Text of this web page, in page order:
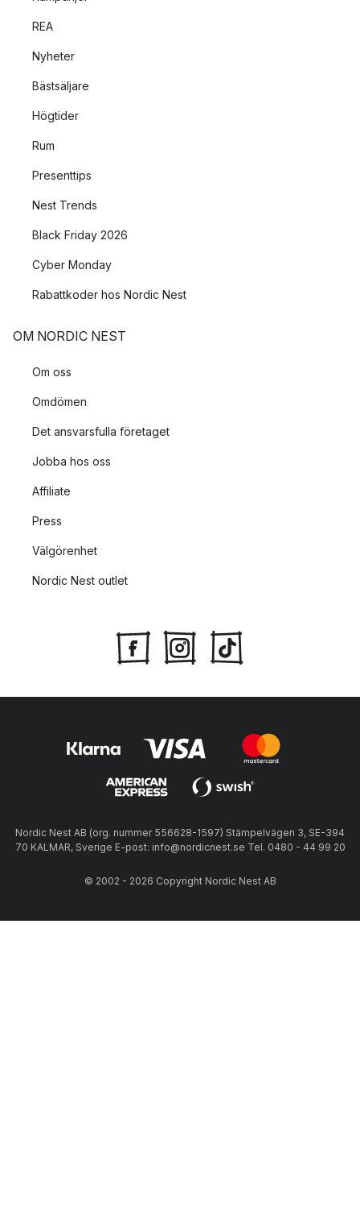
REA
Nyheter
Bästsäljare
Högtider
Rum
Presenttips
Nest Trends
Black Friday 2026
Cyber Monday
Rabattkoder hos Nordic Nest
OM NORDIC NEST
Om oss
Omdömen
Det ansvarsfulla företaget
Jobba hos oss
Affiliate
Press
Välgörenhet
Nordic Nest outlet
Nordic Nest AB (org. nummer 556628-1597) Stämpelvägen 3, SE-394
70 KALMAR, Sverige E-post: info@nordicnest.se Tel. 0480 - 44 99 20
© 2002 - 2026 Copyright Nordic Nest AB